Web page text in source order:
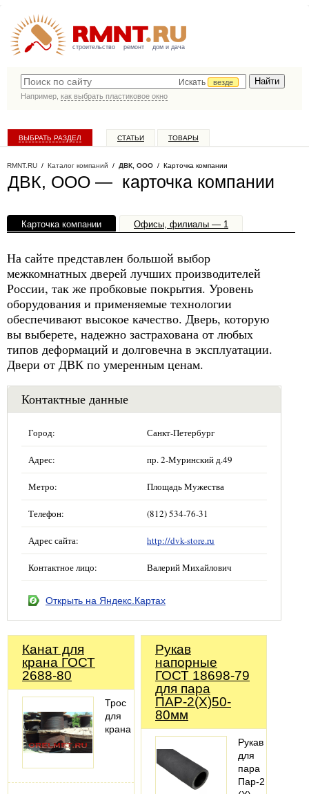
строительство ремонт дом и дача
Искать
везде
Например, как выбрать пластиковое окно
ВЫБРАТЬ РАЗДЕЛ СТАТЬИ ТОВАРЫ
RMNT.RU / Каталог компаний / ДВК, ООО / Карточка компании
ДВК, ООО — карточка компании
Карточка компании Офисы, филиалы — 1
На сайте представлен большой выбор
межкомнатных дверей лучших производителей
России, так же пробковые покрытия. Уровень
оборудования и применяемые технологии
обеспечивают высокое качество. Дверь, которую
вы выберете, надежно застрахована от любых
типов деформаций и долговечна в эксплуатации.
Двери от ДВК по умеренным ценам.
Контактные данные
Город: Санкт-Петербург
Адрес: пр. 2-Муринский д.49
Метро: Площадь Мужества
Телефон: (812) 534-76-31
Адрес сайта: http://dvk-store.ru
Контактное лицо: Валерий Михайлович
Открыть на Яндекс.Картах
Канат для
крана ГОСТ
2688-80
Трос
для
крана
Рукав
напорные
ГОСТ 18698-79
для пара
ПАР-2(Х)50-
80мм
Рукав
для
пара
Пар-2